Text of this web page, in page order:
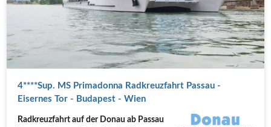
4****Sup. MS Primadonna Radkreuzfahrt Passau -
Eisernes Tor - Budapest - Wien
Radkreuzfahrt auf der Donau ab Passau